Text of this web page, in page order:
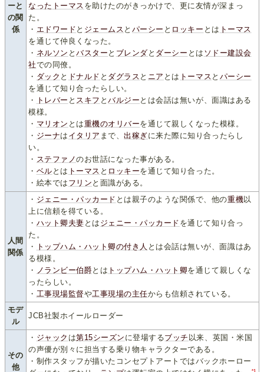
ーと
の関
係
なった トーマス を助けたのがきっかけで、更に友情が深まっ
た。
・ エドワード と ジェームス と パーシー と ロッキー とは トーマス
を通じて仲良くなった。
・ ネルソン とバスター と ブレンダ と ダーシー とは ソドー建設会
社での同僚。
・ ダック と ドナルド と ダグラス と ニア とは トーマス と パーシー
を通じて知り合ったらしい。
・
トレバー と スキフ とバルジー とは会話は無いが、面識はある
模様。
・ マリオン とは重機のオリバーを通じて親しくなった模様。
・ ジーナは イタリア まで、出稼ぎに来た際に知り合ったらし
い。
・ ステファノのお世話になった事がある。
・ ベル とは トーマス と ロッキーを通じて知り合った。
・絵本では フリン と面識がある。
人間
関係
・ ジェニー・パッカード とは親子のような関係で、他の重機以
上に信頼を得ている。
・ ハット卿夫妻 とは ジェニー・パッカード を通じて知り合っ
た。
・
トップハム・ハット卿の付き人 とは会話は無いが、面識はあ
る模様。
・
ノランビー伯爵とは トップハム・ハット卿を通じて親しくな
ったらしい。
・ 工事現場監督や工事現場の主任からも信頼されている。
モデ
ル
JCB社製ホイールローダー
その
他
・ ジャック は第15シーズン に登場するブッチ 以来、英国・米国
の声優が別々に担当する乗り物キャラクターである。
・制作スタッフが描いたコンセプトアートではバックホーロー
*1